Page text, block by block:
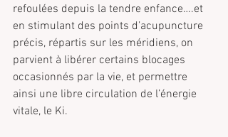
refoulées depuis la tendre enfance….et
en stimulant des points d’acupuncture
précis, répartis sur les méridiens, on
parvient à libérer certains blocages
occasionnés par la vie, et permettre
ainsi une libre circulation de l’énergie
vitale, le Ki.